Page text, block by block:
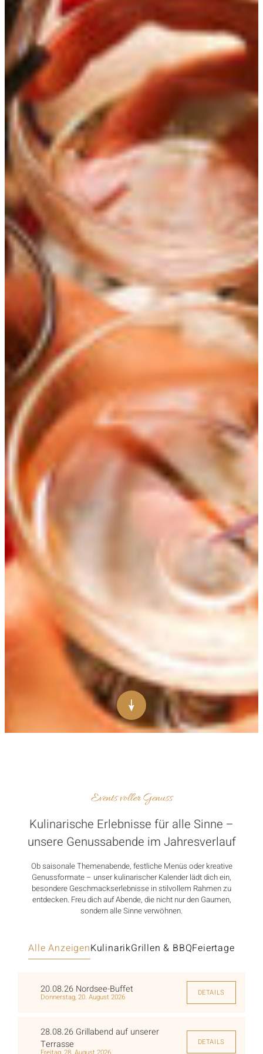
Events voller Genuss
Kulinarische Erlebnisse für alle Sinne –
unsere Genussabende im Jahresverlauf
Ob saisonale Themenabende, festliche Menüs oder kreative
Genussformate – unser kulinarischer Kalender lädt dich ein,
besondere Geschmackserlebnisse in stilvollem Rahmen zu
entdecken. Freu dich auf Abende, die nicht nur den Gaumen,
sondern alle Sinne verwöhnen.
Alle AnzeigenKulinarikGrillen & BBQFeiertage
20.08.26 Nordsee-Buffet
Donnerstag, 20. August 2026 DETAILS
28.08.26 Grillabend auf unserer
Terrasse
DETAILS